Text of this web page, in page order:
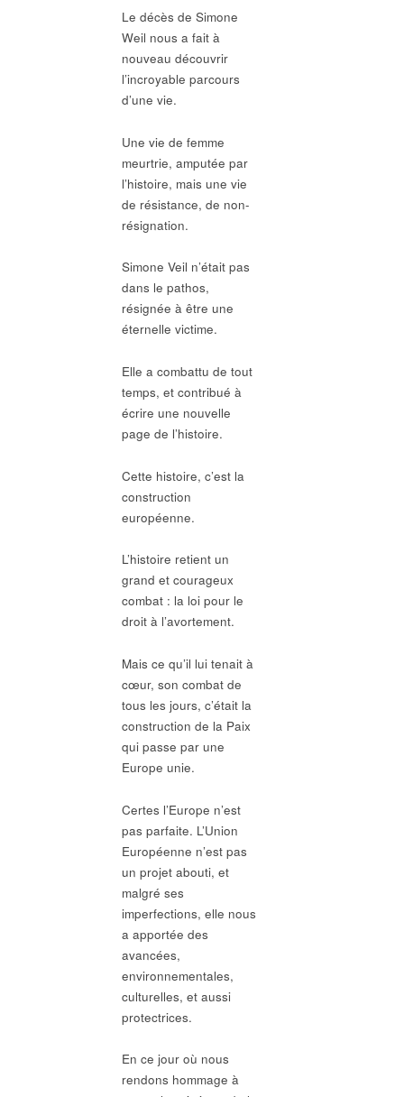
Le décès de Simone
Weil nous a fait à
nouveau découvrir
l’incroyable parcours
d’une vie.
Une vie de femme
meurtrie, amputée par
l’histoire, mais une vie
de résistance, de non-
résignation.
Simone Veil n’était pas
dans le pathos,
résignée à être une
éternelle victime.
Elle a combattu de tout
temps, et contribué à
écrire une nouvelle
page de l’histoire.
Cette histoire, c’est la
construction
européenne.
L’histoire retient un
grand et courageux
combat : la loi pour le
droit à l’avortement.
Mais ce qu’il lui tenait à
cœur, son combat de
tous les jours, c’était la
construction de la Paix
qui passe par une
Europe unie.
Certes l’Europe n’est
pas parfaite. L’Union
Européenne n’est pas
un projet abouti, et
malgré ses
imperfections, elle nous
a apportée des
avancées,
environnementales,
culturelles, et aussi
protectrices.
En ce jour où nous
rendons hommage à